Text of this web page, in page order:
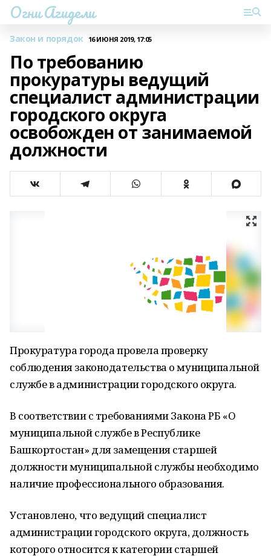
Огни Агидели
Закон и порядок 16 ИЮНЯ 2019, 17:05
По требованию
прокуратуры ведущий
специалист администрации
городского округа
освобожден от занимаемой
должности
Прокуратура города провела проверку
соблюдения законодательства о муниципальной
службе в администрации городского округа.
В соответствии с требованиями Закона РБ «О
муниципальной службе в Республике
Башкортостан» для замещения старшей
должности муниципальной службы необходимо
наличие профессионального образования.
Установлено, что ведущий специалист
администрации городского округа, должность
которого относится к категории старшей